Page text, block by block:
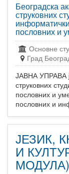
Београдска
струковних
пословних и
Основне
Град
ЈАВНА УПРАВА
струковних
пословних и
пословних и
ЈЕЗИК,
И
МОДУЛА)